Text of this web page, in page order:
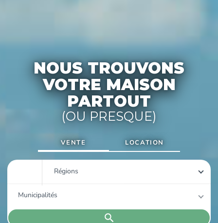
NOUS TROUVONS
VOTRE MAISON
PARTOUT
(OU PRESQUE)
VENTE LOCATION
Régions
Municipalités